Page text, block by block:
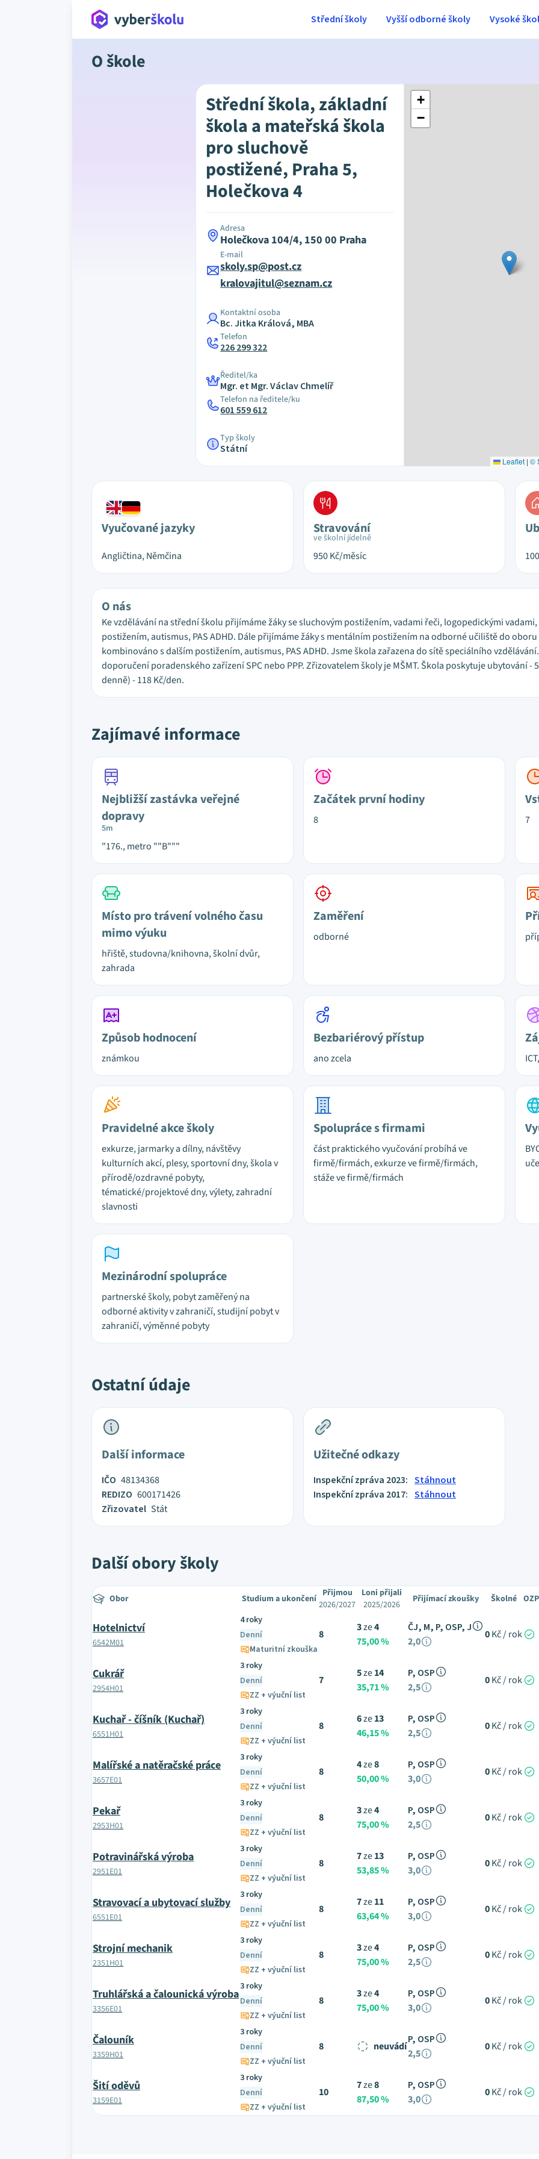
Střední školy Vyšší odborné školy Vysoké
O škole
Střední škola, základní
škola a mateřská škola
pro sluchově
postižené, Praha 5,
Holečkova 4
Adresa
Holečkova 104/4, 150 00 Praha
E-mail
skoly.sp@post.cz
kralovajitul@seznam.cz
Kontaktní osoba
Bc. Jitka Králová, MBA
Telefon
226 299 322
Ředitel/ka
Mgr. et Mgr. Václav Chmelíř
Telefon na ředitele/ku
601 559 612
Typ školy
Státní
+
−
Leaflet | ©
Vyučované jazyky
Angličtina, Němčina
Stravování
ve školní jídelně
950Kč/měsíc
O nás
Ke vzdělávání na střední školu přijímáme žáky se sluchovým postižením, vadami řeči, logopedickými
postižením, autismus, PAS ADHD. Dále přijímáme žáky s mentálním postižením na odborné učiliště do
kombinováno s dalším postižením, autismus, PAS ADHD. Jsme škola zařazena do sítě speciálního
doporučení poradenského zařízení SPC nebo PPP. Zřizovatelem školy je MŠMT. Škola poskytuje ubytování -
denně) - 118 Kč/den.
Zajímavé informace
Nejbližší zastávka veřejné
dopravy
5m
"176., metro ""B"""
Začátek první hodiny
8 7
Místo pro trávení volného času
mimo výuku
hřiště, studovna/knihovna, školní dvůr,
zahrada
Zaměření
odborné
Způsob hodnocení
známkou
Bezbariérový přístup
ano zcela
Pravidelné akce školy
exkurze, jarmarky a dílny, návštěvy
kulturních akcí, plesy, sportovní dny, škola v
přírodě/ozdravné pobyty,
tématické/projektové dny, výlety, zahradní
slavnosti
Spolupráce s firmami
část praktického vyučování probíhá ve
firmě/firmách, exkurze ve firmě/firmách,
stáže ve firmě/firmách
Mezinárodní spolupráce
partnerské školy, pobyt zaměřený na
odborné aktivity v zahraničí, studijní pobyt v
zahraničí, výměnné pobyty
Ostatní údaje
Další informace
IČO 48134368
REDIZO 600171426
Zřizovatel Stát
Užitečné odkazy
Inspekční zpráva 2023: Stáhnout
Inspekční zpráva 2017: Stáhnout
Další obory školy
Obor Studium a ukončení Přijmou
2026/2027
Loni přijali
2025/2026
Přijímací zkoušky Školné OZP
Hotelnictví
6542M01
4 roky
Denní
Maturitní zkouška
8
3ze4
75,00 %
ČJ, M, P, OSP, J
2,0
0Kč / rok
Cukrář
2954H01
3 roky
Denní
ZZ + výuční list
7
5ze14
35,71 %
P, OSP
2,5
0Kč / rok
Kuchař - číšník (Kuchař)
6551H01
3 roky
Denní
ZZ + výuční list
8
6ze13
46,15 %
P, OSP
2,5
0Kč / rok
Malířské a natěračské práce
3657E01
3 roky
Denní
ZZ + výuční list
8
4ze8
50,00 %
P, OSP
3,0
0Kč / rok
Pekař
2953H01
3 roky
Denní
ZZ + výuční list
8
3ze4
75,00 %
P, OSP
2,5
0Kč / rok
Potravinářská výroba
2951E01
3 roky
Denní
ZZ + výuční list
8
7ze13
53,85 %
P, OSP
3,0
0Kč / rok
Stravovací a ubytovací služby
6551E01
3 roky
Denní
ZZ + výuční list
8
7ze11
63,64 %
P, OSP
3,0
0Kč / rok
Strojní mechanik
2351H01
3 roky
Denní
ZZ + výuční list
8
3ze4
75,00 %
P, OSP
2,5
0Kč / rok
Truhlářská a čalounická výroba
3356E01
3 roky
Denní
ZZ + výuční list
8
3ze4
75,00 %
P, OSP
3,0
0Kč / rok
Čalouník
3359H01
3 roky
Denní
ZZ + výuční list
8 neuvádí
P, OSP
2,5
0Kč / rok
Šití oděvů
3159E01
3 roky
Denní
ZZ + výuční list
10
7ze8
87,50 %
P, OSP
3,0
0Kč / rok